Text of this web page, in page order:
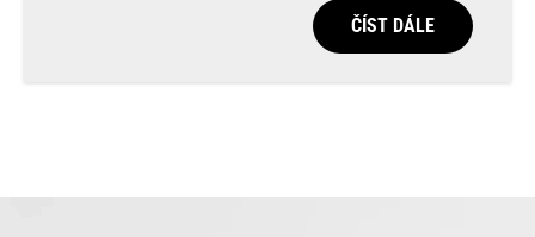
ČÍST DÁLE